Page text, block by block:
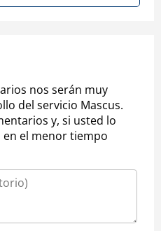
nos serán muy
del servicio Mascus.
y, si usted lo
el menor tiempo